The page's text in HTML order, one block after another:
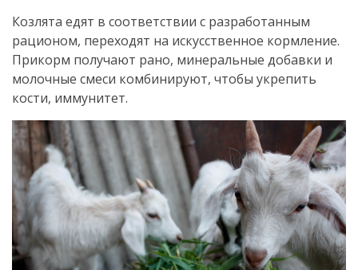
Козлята едят в соответствии с разработанным
рационом, переходят на искусственное кормление.
Прикорм получают рано, минеральные добавки и
молочные смеси комбинируют, чтобы укрепить
кости, иммунитет.